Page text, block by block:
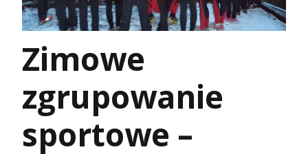
Zimowe
zgrupowanie
sportowe –